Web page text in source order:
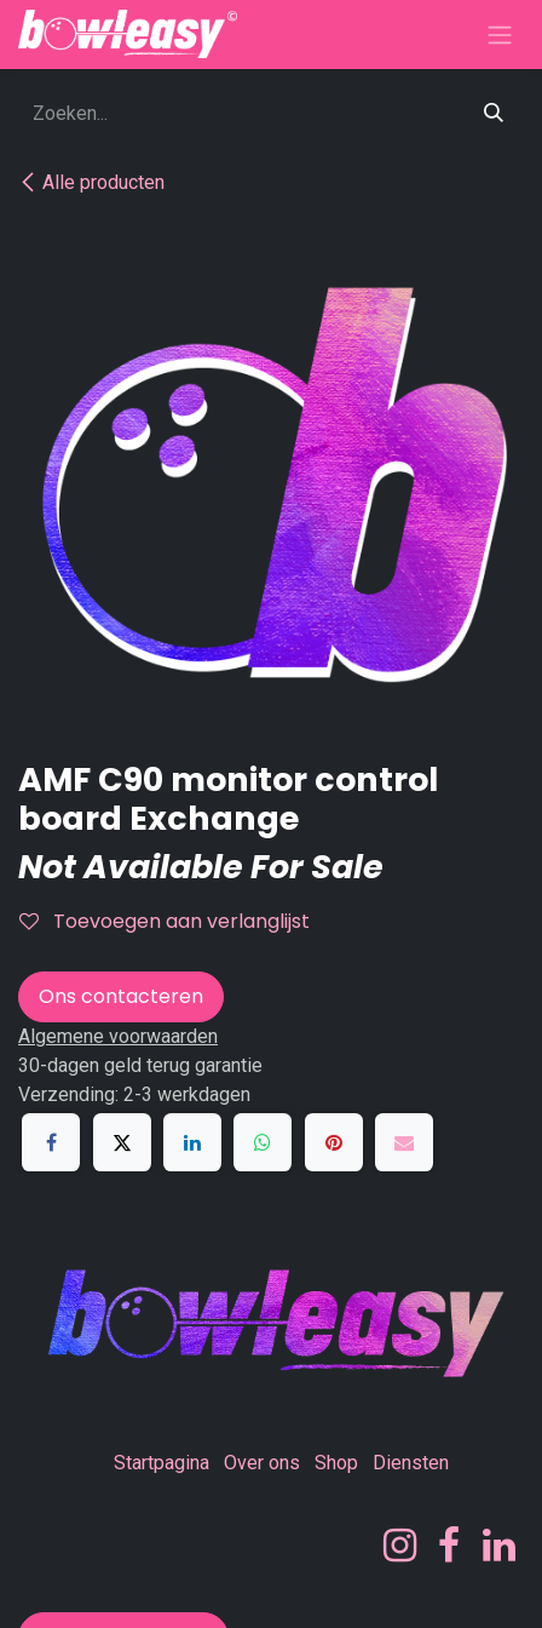
Overslaan naar inhoud
Alle producten
AMF C90 monitor control
board Exchange
Not Available For Sale
Toevoegen aan verlanglijst
Ons contacteren
Algemene voorwaarden
30-dagen geld terug garantie
Verzending: 2-3 werkdagen
Startpagina Over ons Shop Diensten